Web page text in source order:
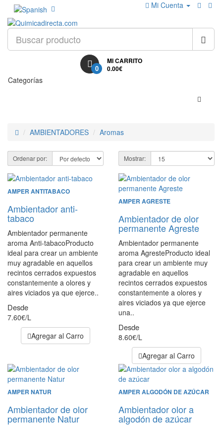
Mi Cuenta
MI CARRITO
0 0.00€
Categorías
AMBIENTADORES Aromas
Ordenar por: Mostrar:
AMPER ANTITABACO
Ambientador anti-
tabaco
Ambientador permanente
aroma Anti-tabacoProducto
ideal para crear un ambiente
muy agradable en aquellos
recintos cerrados expuestos
constantemente a olores y
aires viciados ya que ejerce..
Desde
7.60€/L
Agregar al Carro
AMPER AGRESTE
Ambientador de olor
permanente Agreste
Ambientador permanente
aroma AgresteProducto ideal
para crear un ambiente muy
agradable en aquellos
recintos cerrados expuestos
constantemente a olores y
aires viciados ya que ejerce
una..
Desde
8.60€/L
Agregar al Carro
AMPER NATUR
Ambientador de olor
permanente Natur
AMPER ALGODÓN DE AZÚCAR
Ambientador olor a
algodón de azúcar